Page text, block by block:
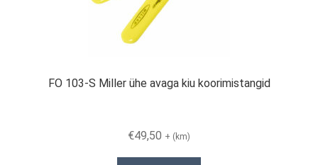
FO 103-S Miller ühe avaga kiu koorimistangid
€49,50 + (km)